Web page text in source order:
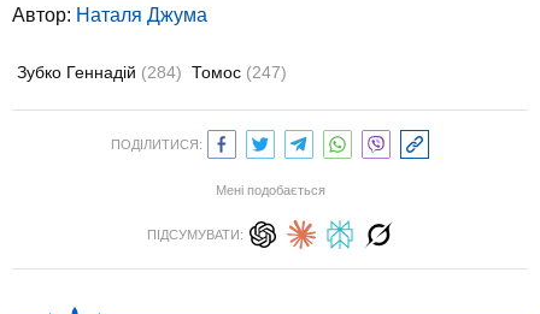
Автор: Наталя Джума
Зубко Геннадій (284) Томос (247)
ПОДІЛИТИСЯ:
Мені подобається
ПІДСУМУВАТИ: